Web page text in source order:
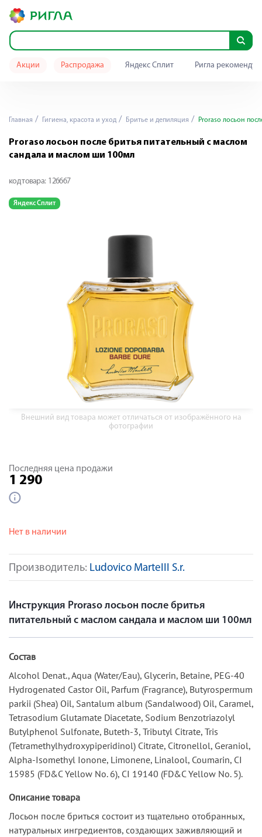
Акции Распродажа Яндекс Сплит Ригла
Главная Гигиена, красота и уход Бритье и депиляция Proraso лосьон
Proraso лосьон после бритья питательный с маслом
сандала и маслом ши 100мл
код товара: 126667
Яндекс Сплит
Внешний вид товара может отличаться от изображённого на
фотографии
Производитель: Ludovico MarteIII S.r.
Последняя цена продажи
1 290
Нет в наличии
Инструкция Proraso лосьон после бритья
питательный с маслом сандала и маслом ши 100мл
Состав
Alcohol Denat., Aqua (Water/Eau), Glycerin, Betaine, PEG-40
Hydrogenated Castor Oil, Parfum (Fragrance), Butyrospermum
parkii (Shea) Oil, Santalum album (Sandalwood) Oil, Caramel,
Tetrasodium Glutamate Diacetate, Sodium Benzotriazolyl
Butylphenol Sulfonate, Buteth-3, Tributyl Citrate, Tris
(Tetramethylhydroxypiperidinol) Citrate, Citronellol, Geraniol,
Alpha-Isomethyl Ionone, Limonene, Linalool, Coumarin, CI
15985 (FD&C Yellow No. 6), CI 19140 (FD&C Yellow No. 5).
Описание товара
Лосьон после бриться состоит из тщательно отобранных,
натуральных ингредиентов, создающих заживляющий и